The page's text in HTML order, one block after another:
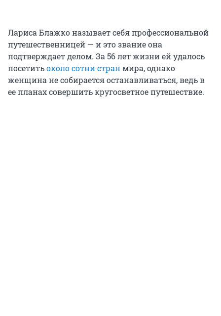
Лариса Блажко называет себя профессиональной
путешественницей — и это звание она
подтверждает делом. За 56 лет жизни ей удалось
посетитьоколо сотни странмира, однако
женщина не собирается останавливаться, ведь в
ее планах совершить кругосветное путешествие.